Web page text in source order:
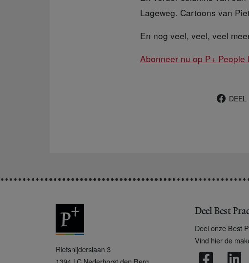
Lageweg. Cartoons van
En nog veel, veel, veel
Abonneer nu op P+ People
DEEL
+
Rietsnijderslaan 3
Deel Best
Deel onze Best
Vind hier de